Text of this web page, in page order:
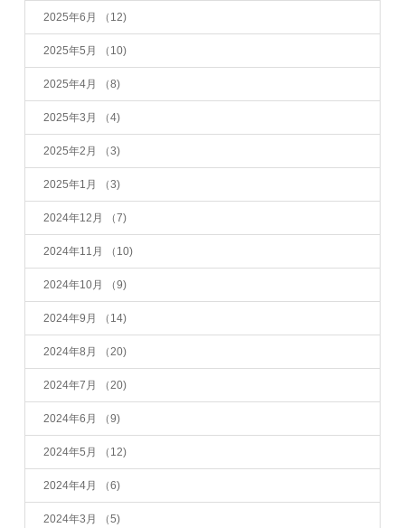
2025年6月 （12)
2025年5月 （10)
2025年4月 （8)
2025年3月 （4)
2025年2月 （3)
2025年1月 （3)
2024年12月 （7)
2024年11月 （10)
2024年10月 （9)
2024年9月 （14)
2024年8月 （20)
2024年7月 （20)
2024年6月 （9)
2024年5月 （12)
2024年4月 （6)
2024年3月 （5)